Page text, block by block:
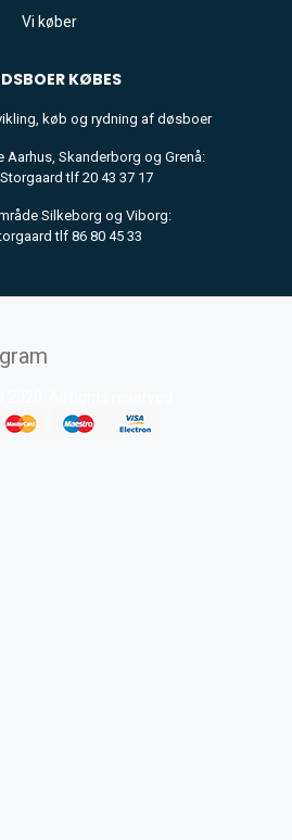
Vi køber
KØBES
køb og rydning af døsboer
Skanderborg og Grenå:
tlf 20 43 37 17
Silkeborg og Viborg:
tlf 86 80 45 33